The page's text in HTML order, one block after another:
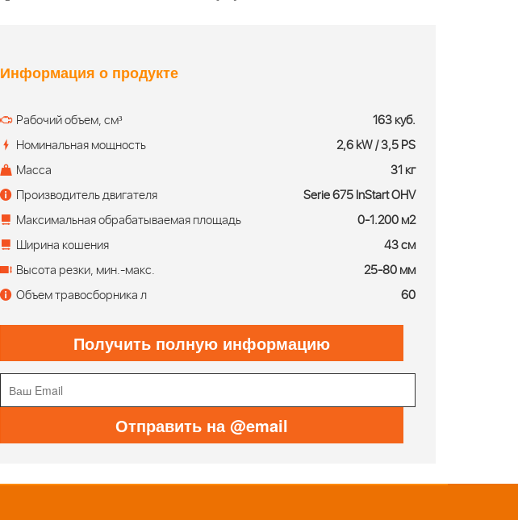
Информация о продукте
Рабочий объем, см³
163 куб.
Номинальная мощность
2,6 kW / 3,5 PS
Масса
31 кг
Производитель двигателя
Serie 675 InStart OHV
Максимальная обрабатываемая площадь
0-1.200 м2
Ширина кошения
43 см
Высота резки, мин.-макс.
25-80 мм
Объем травосборника л
60
Получить полную информацию
Отправить на @email